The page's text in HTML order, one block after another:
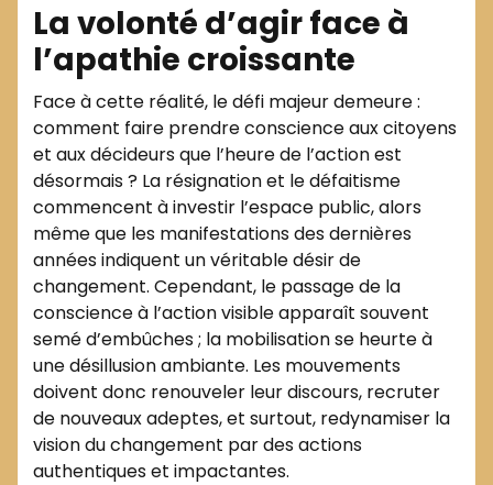
La volonté d’agir face à
l’apathie croissante
Face à cette réalité, le défi majeur demeure :
comment faire prendre conscience aux citoyens
et aux décideurs que l’heure de l’action est
désormais ? La résignation et le défaitisme
commencent à investir l’espace public, alors
même que les manifestations des dernières
années indiquent un véritable désir de
changement. Cependant, le passage de la
conscience à l’action visible apparaît souvent
semé d’embûches ; la mobilisation se heurte à
une désillusion ambiante. Les mouvements
doivent donc renouveler leur discours, recruter
de nouveaux adeptes, et surtout, redynamiser la
vision du changement par des actions
authentiques et impactantes.